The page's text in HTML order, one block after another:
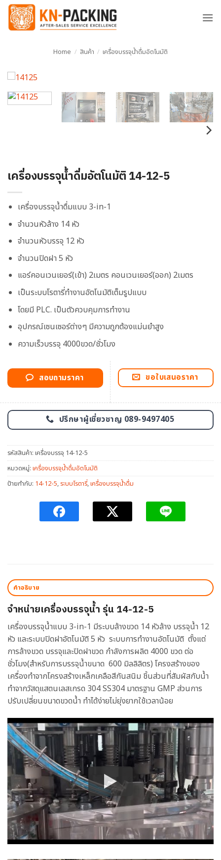
ข้าม
ยัง
Home / สินค้า / เครื่องบรรจุน้ำดื่มอัตโนมัติ
เครื่องบรรจุน้ำดื่มอัตโนมัติ 14-12-5
เครื่องบรรจุน้ำดื่มแบบ 3-in-1
จำนวนหัวล้าง 14 หัว
จำนวนหัวบรรจุ 12 หัว
จำนวนปิดฝา 5 หัว
แอร์คอนเวนเยอร์(เข้า) 2เมตร คอนเวนเยอร์(ออก) 2เมตร
เป็นระบบโรตารี่ทำงานอัตโนมัติเต็มรูปแบบ
โดยมี PLC. เป็นตัวควบคุมการทำงาน
อุปกรณ์เซนเซอร์ต่างๆ มีความถูกต้องแม่นยำสูง
ความเร็วบรรจุ 4000ขวด/ชั่วโมง
สอบถามราคา ขอใบเสนอราคา
ปรึกษาผู้เชี่ยวชาญ 089-9497405
รหัสสินค้า: เครื่องบรรจุ 14-12-5
หมวดหมู่: เครื่องบรรจุน้ำดื่มอัตโนมัติ
ป้ายกำกับ: 14-12-5, ระบบโรตารี่,เครื่องบรรจุน้ำดื่ม
คำอธิบาย
จำหน่ายเครื่องบรรจุน้ำ รุ่น 14-12-5
เครื่องบรรจุน้ำแบบ 3-in-1 มีระบบล้างขวด 14 หัวล้าง บรรจุน้ำ 12
หัว และระบบปิดฝาอัตโนมัติ 5 หัว ระบบการทำงานอัตโนมัติ ตั้งแต่
การล้างขวด บรรจุและปิดฝาขวด กำลังการผลิต 4000 ขวด ต่อ
ชั่วโมง(สำหรับการบรรจุน้ำขนาด 600 มิลลิลิตร) โครงสร้างของ
เครื่องทำจากโครงสร้างเหล็กเคลือสีกันสนิม ชิ้นส่วนที่สัมผัสกับน้ำ
ทำจากวัสดุแสตนเลสเกรด 304 SS304 มาตรฐาน GMP ส่วนการ
ปรับเปลี่ยนขนาดขวดน้ำ ทำได้ง่ายไม่ยุ่งยากใช้เวลาน้อย